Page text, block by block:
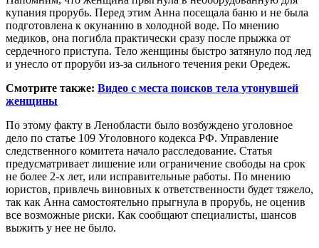
купания прорубь. Перед этим Анна посещала баню и не была
подготовлена к окунанию в холодной воде. По мнению
медиков, она погибла практически сразу после прыжка от
сердечного приступа. Тело женщины быстро затянуло под лед
и унесло от проруби из-за сильного течения реки Оредеж.
Смотрите также: Видео с места поисков тела утонувшей
женщины
По этому факту в Ленобласти было возбуждено уголовное
дело по статье 109 Уголовного кодекса РФ. Управление
следственного комитета начало расследование. Статья
предусматривает лишение или ограничение свободы на срок
не более 2-х лет, или исправительные работы. По мнению
юристов, привлечь виновных к ответственности будет тяжело,
так как Анна самостоятельно прыгнула в прорубь, не оценив
все возможные риски. Как сообщают специалисты, шансов
выжить у нее не было.